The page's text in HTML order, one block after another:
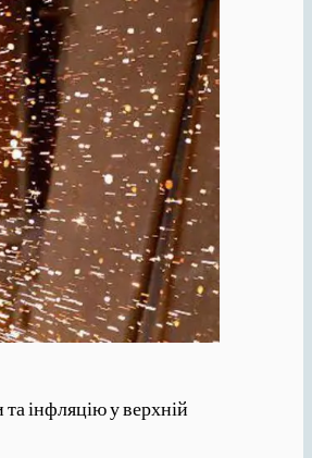
інфляцію у верхній